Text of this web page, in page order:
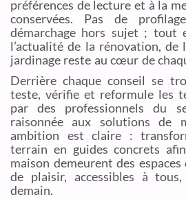
préférences de lecture et à la
conservées. Pas de
démarchage hors sujet ; tout
l’actualité de la rénovation, de
jardinage reste au cœur de
Derrière chaque conseil se
teste, vérifie et reformule les
par des professionnels du
raisonnée aux solutions de
ambition est claire :
terrain en guides concrets
maison demeurent des
de plaisir, accessibles à tous,
demain.